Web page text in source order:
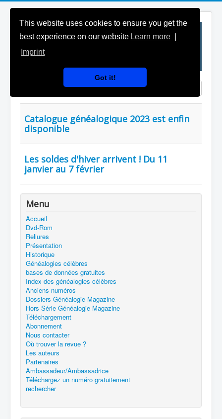
This website uses cookies to ensure you get the
best experience on our website Learn more
Imprint
Got it!
Saisir partie du titre Affichage #
Catalogue généalogique 2023 est enfin
disponible
Les soldes d'hiver arrivent ! Du 11
janvier au 7 février
Menu
Accueil
Dvd-Rom
Reliures
Présentation
Historique
Généalogies célèbres
bases de données gratuites
Index des généalogies célèbres
Anciens numéros
Dossiers Généalogie Magazine
Hors Série Généalogie Magazine
Téléchargement
Abonnement
Nous contacter
Où trouver la revue ?
Les auteurs
Partenaires
Ambassadeur/Ambassadrice
Téléchargez un numéro gratuitement
rechercher